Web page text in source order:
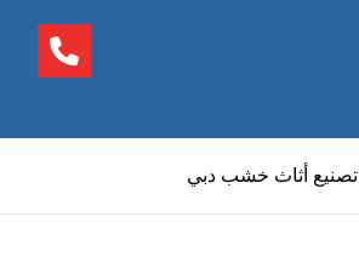
تصنيع أثاث خشب دبي